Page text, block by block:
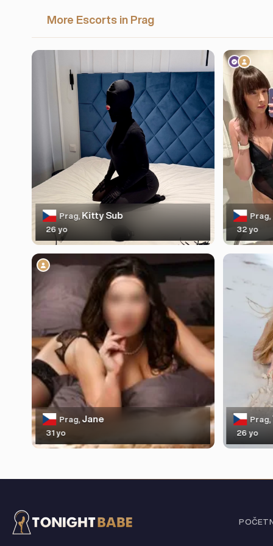
More Escorts in Prag
Prag,Kitty Sub
26 yo
Prag,
32 yo
Prag,Jane
31 yo
Prag,
26 yo